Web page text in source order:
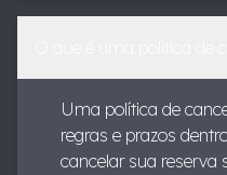
Uma política de
regras e prazos
cancelar sua reserva